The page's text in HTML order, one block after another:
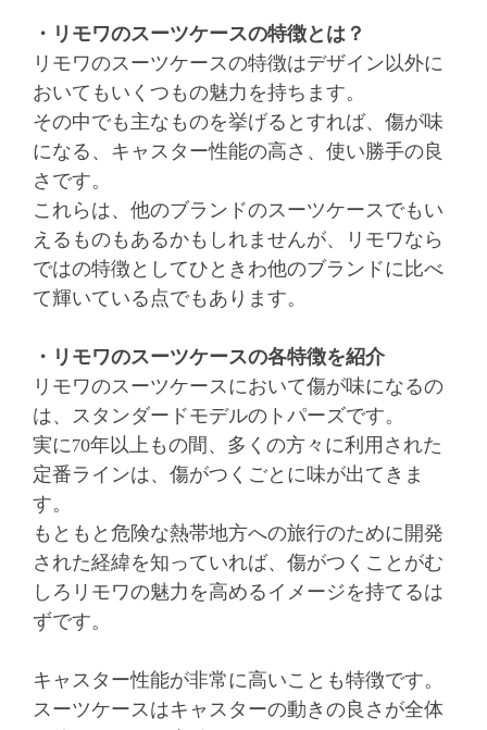
・リモワのスーツケースの特徴とは？
リモワのスーツケースの特徴はデザイン以外に
おいてもいくつもの魅力を持ちます。
その中でも主なものを挙げるとすれば、傷が味
になる、キャスター性能の高さ、使い勝手の良
さです。
これらは、他のブランドのスーツケースでもい
えるものもあるかもしれませんが、リモワなら
ではの特徴としてひときわ他のブランドに比べ
て輝いている点でもあります。
・リモワのスーツケースの各特徴を紹介
リモワのスーツケースにおいて傷が味になるの
は、スタンダードモデルのトパーズです。
実に70年以上もの間、多くの方々に利用された
定番ラインは、傷がつくごとに味が出てきま
す。
もともと危険な熱帯地方への旅行のために開発
された経緯を知っていれば、傷がつくことがむ
しろリモワの魅力を高めるイメージを持てるは
ずです。
キャスター性能が非常に高いことも特徴です。
スーツケースはキャスターの動きの良さが全体